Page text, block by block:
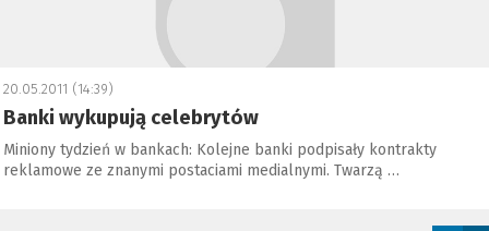
20.05.2011 (14:39)
Banki wykupują celebrytów
Miniony tydzień w bankach: Kolejne banki podpisały kontrakty
reklamowe ze znanymi postaciami medialnymi. Twarzą …